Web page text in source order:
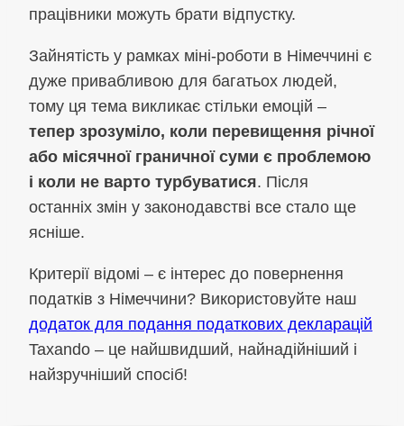
працівники можуть брати відпустку.
Зайнятість у рамках міні-роботи в Німеччині є
дуже привабливою для багатьох людей,
тому ця тема викликає стільки емоцій –
тепер зрозуміло, коли перевищення річної
або місячної граничної суми є проблемою
і коли не варто турбуватися. Після
останніх змін у законодавстві все стало ще
ясніше.
Критерії відомі – є інтерес до повернення
податків з Німеччини? Використовуйте наш
додаток для подання податкових декларацій
Taxando – це найшвидший, найнадійніший і
найзручніший спосіб!